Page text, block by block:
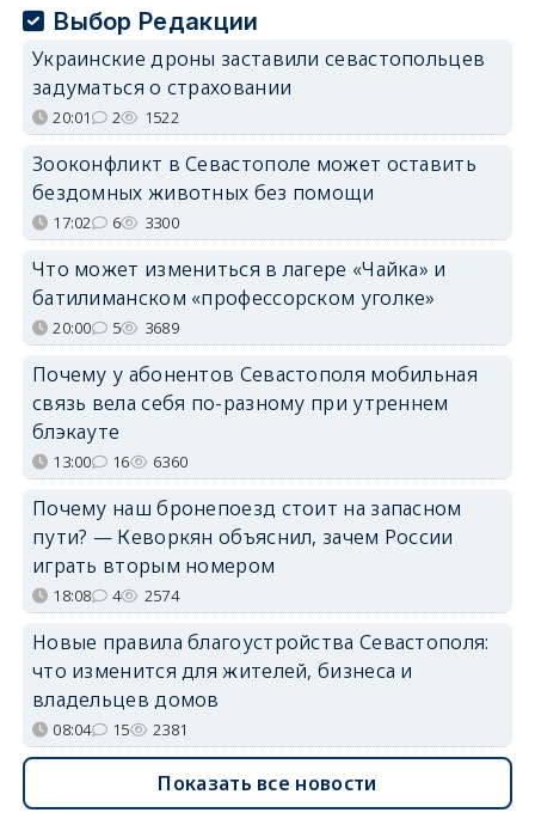
Выбор Редакции
Украинские дроны заставили севастопольцев
задуматься о страховании
20:01 2 1522
Зооконфликт в Севастополе может оставить
бездомных животных без помощи
17:02 6 3300
Что может измениться в лагере «Чайка» и
батилиманском «профессорском уголке»
20:00 5 3689
Почему у абонентов Севастополя мобильная
связь вела себя по-разному при утреннем
блэкауте
13:00 16 6360
Почему наш бронепоезд стоит на запасном
пути? — Кеворкян объяснил, зачем России
играть вторым номером
18:08 4 2574
Новые правила благоустройства Севастополя:
что изменится для жителей, бизнеса и
владельцев домов
08:04 15 2381
Показать все новости